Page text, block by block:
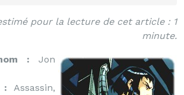
pour la lecture de cet article : 1
minute.
: Jon
: Assassin,